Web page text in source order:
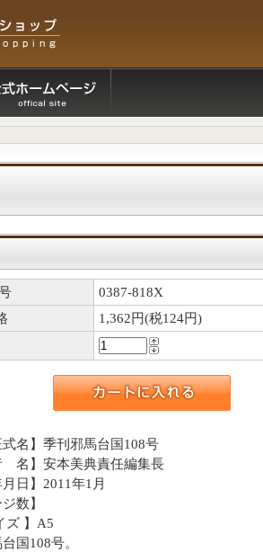
0387-818X
1,362円(税124円)
式名】季刊邪馬台国108号
名】安本美典責任編集長
月日】2011年1月
数】
ズ 】A5
国108号。